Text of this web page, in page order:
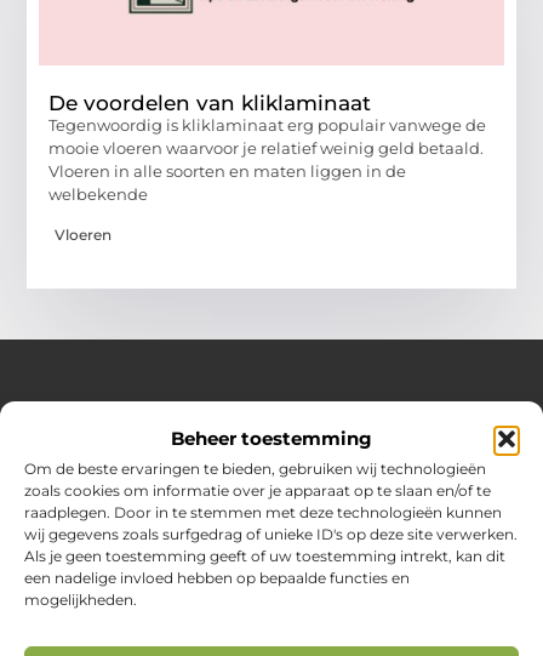
Beheer toestemming
Om de beste ervaringen te bieden, gebruiken wij technologieën
zoals cookies om informatie over je apparaat op te slaan en/of te
raadplegen. Door in te stemmen met deze technologieën kunnen
wij gegevens zoals surfgedrag of unieke ID's op deze site verwerken.
Als je geen toestemming geeft of uw toestemming intrekt, kan dit
een nadelige invloed hebben op bepaalde functies en
mogelijkheden.
De voordelen van kliklaminaat
Tegenwoordig is kliklaminaat erg populair vanwege de
mooie vloeren waarvoor je relatief weinig geld betaald.
Vloeren in alle soorten en maten liggen in de
welbekende
Vloeren
Over Huizenplan
Jouw gids voor wooninspiratie en praktische tips
Ontdek een uitgebreide verzameling blogs en artikelen
boordevol handige adviezen en verrassende inzichten om
jouw woondromen te realiseren. Van interieurideeën tot
slimme bespaartips – haal het beste uit jouw huis en
leefomgeving!